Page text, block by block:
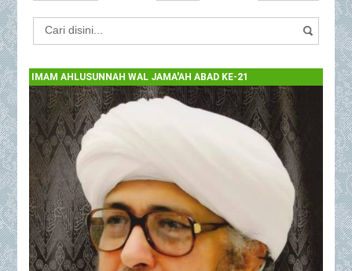
IMAM AHLUSUNNAH WAL JAMA'AH ABAD KE-21